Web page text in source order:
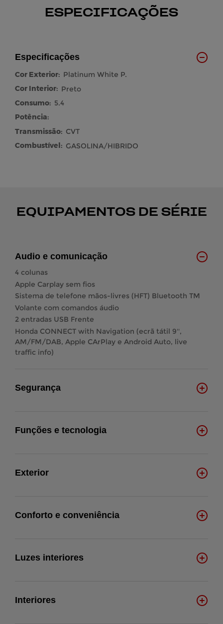
ESPECIFICAÇÕES
Especificações
Cor Exterior: Platinum White P.
Cor Interior: Preto
Consumo: 5.4
Potência:
Transmissão: CVT
Combustível: GASOLINA/HIBRIDO
EQUIPAMENTOS DE SÉRIE
Audio e comunicação
4 colunas
Apple Carplay sem fios
Sistema de telefone mãos-livres (HFT) Bluetooth TM
Volante com comandos áudio
2 entradas USB Frente
Honda CONNECT with Navigation (ecrã tátil 9'',
AM/FM/DAB, Apple CArPlay e Android Auto, live
traffic info)
Segurança
Funções e tecnologia
Exterior
Conforto e conveniência
Luzes interiores
Interiores